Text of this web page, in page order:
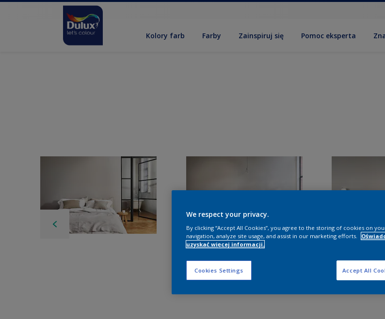
Kolory farb Farby Zainspiruj się Pomoc eksperta
We respect your privacy.
By clicking “Accept All Cookies”, you agree to the storing of cookies on
navigation, analyze site usage, and assist in our marketing efforts.
uzyskać więcej informacji.
Cookies Settings Accept All